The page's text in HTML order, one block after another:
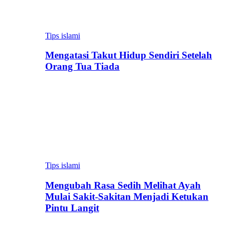
Tips islami
Mengatasi Takut Hidup Sendiri Setelah
Orang Tua Tiada
Tips islami
Mengubah Rasa Sedih Melihat Ayah
Mulai Sakit-Sakitan Menjadi Ketukan
Pintu Langit